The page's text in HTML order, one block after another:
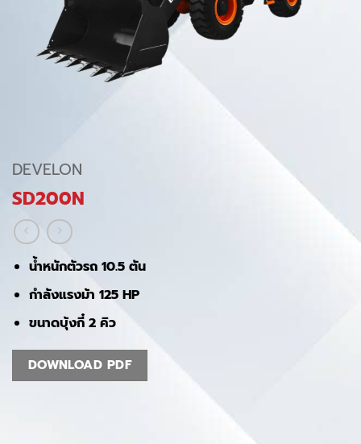
DEVELON
SD200N
น้ำหนักตัวรถ 10.5 ตัน
กำลังแรงม้า 125 HP
ขนาดบุ้งกี๋ 2 คิว
DOWNLOAD PDF